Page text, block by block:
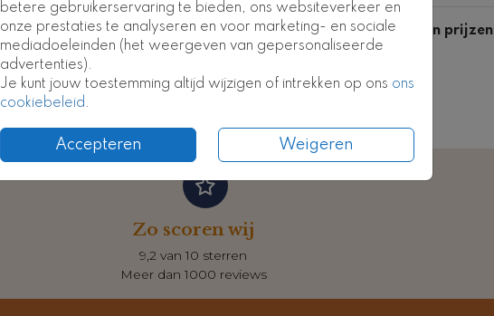
betere gebruikerservaring te bieden, ons websiteverkeer en
onze prestaties te analyseren en voor marketing- en sociale
mediadoeleinden (het weergeven van gepersonaliseerde
advertenties).
Je kunt jouw toestemming altijd wijzigen of intrekken op ons ons
cookiebeleid.
Accepteren Weigeren
Formaten en prijzen
Zo scoren wij
9,2 van 10 sterren
Meer dan 1000 reviews